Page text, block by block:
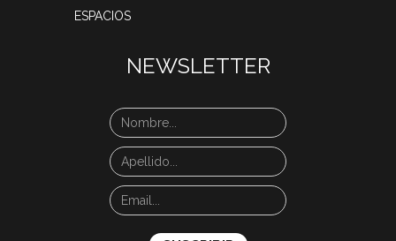
ESPACIOS
NEWSLETTER